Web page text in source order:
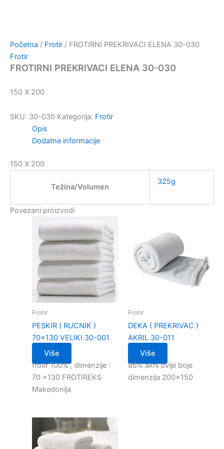
Početna / Frotir / FROTIRNI PREKRIVACI ELENA 30-030
Frotir
FROTIRNI PREKRIVACI ELENA 30-030
150 X 200
SKU: 30-030 Kategorija: Frotir
Opis
Dodatne informacije
150 X 200
Težina/Volumen
325g
Povezani proizvodi
Frotir
PESKIR ( RUCNIK )
70×130 VELIKI 30-001
Više
frotir 100% , dimenzije :
70 x130 FROTIREKS
Makedonija
Frotir
DEKA ( PREKRIVAC )
AKRIL 30-011
Više
86% akril dvije boje
dimenzija 200×150